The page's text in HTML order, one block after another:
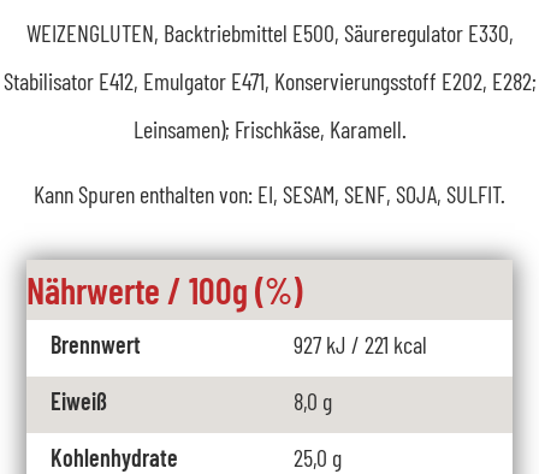
WEIZENGLUTEN, Backtriebmittel E500, Säureregulator E330,
Stabilisator E412, Emulgator E471, Konservierungsstoff E202, E282;
Leinsamen); Frischkäse, Karamell.
Kann Spuren enthalten von: EI, SESAM, SENF, SOJA, SULFIT.
Nährwerte / 100g (%)
Brennwert
927 kJ / 221 kcal
Eiweiß
8,0 g
Kohlenhydrate
25,0 g